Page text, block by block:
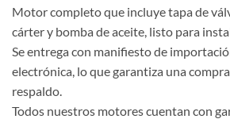
Motor completo que incluye tapa de
cárter y bomba de aceite, listo para
Se entrega con manifiesto de
electrónica, lo que garantiza una
respaldo.
Todos nuestros motores cuentan con